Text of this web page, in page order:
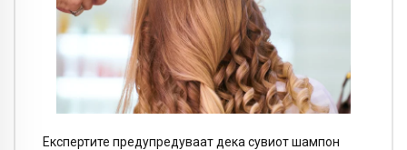
Експертите предупредуваат дека сувиот шампон